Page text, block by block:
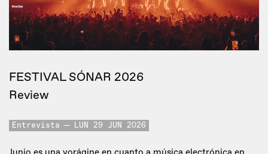
FESTIVAL SÓNAR 2026
Review
Entrevista LUN 29 JUN 2026